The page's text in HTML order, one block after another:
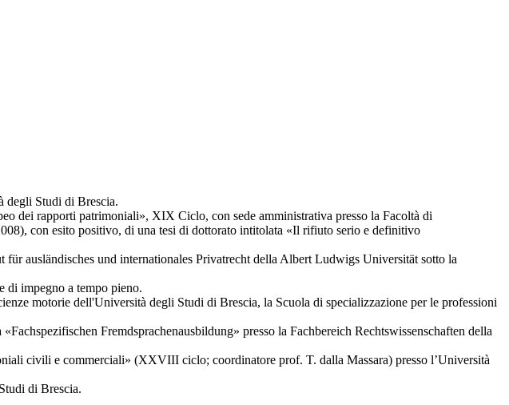
degli Studi di Brescia.
dei rapporti patrimoniali», XIX Ciclo, con sede amministrativa presso la Facoltà di
con esito positivo, di una tesi di dottorato intitolata «Il rifiuto serio e definitivo
ausländisches und internationales Privatrecht della Albert Ludwigs Universität sotto la
di impegno a tempo pieno.
motorie dell'Università degli Studi di Brescia, la Scuola di specializzazione per le professioni
Fremdsprachenausbildung» presso la Fachbereich Rechtswissenschaften della
civili e commerciali» (XXVIII ciclo; coordinatore prof. T. dalla Massara) presso l’Università
di Brescia.